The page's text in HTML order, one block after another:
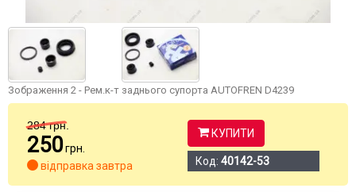
Зображення 2 - Рем.к-т заднього супорта AUTOFREN D4239
284 грн.
250грн.
відправка завтра
КУПИТИ
Код: 40142-53